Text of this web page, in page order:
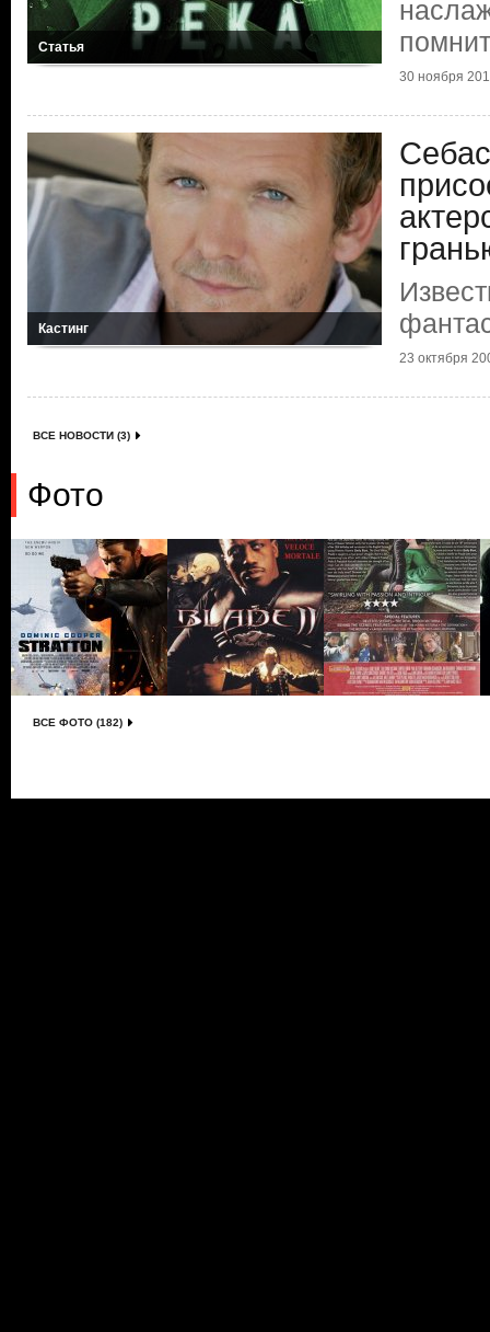
Статья
30 ноября
Кастинг
23 октября
ВСЕ НОВОСТИ (3)
Фото
ВСЕ ФОТО (182)